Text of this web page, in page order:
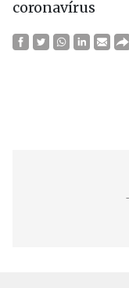
coronavírus